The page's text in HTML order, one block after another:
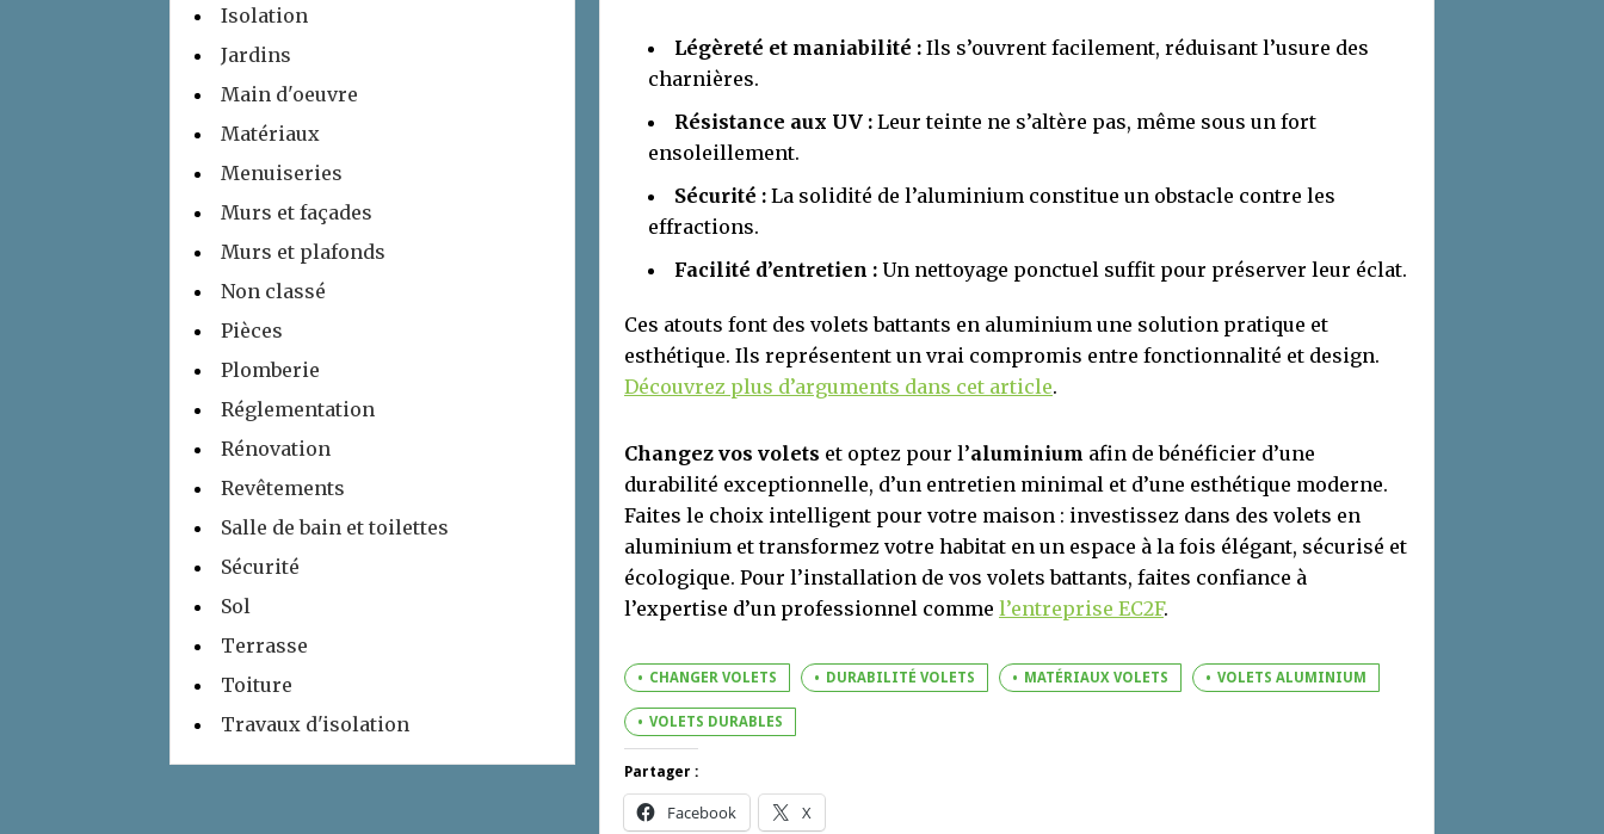
Légèreté et maniabilité : Ils s’ouvrent facilement, réduisant l’usure des
charnières.
Résistance aux UV : Leur teinte ne s’altère pas, même sous un fort
ensoleillement.
Sécurité : La solidité de l’aluminium constitue un obstacle contre les
effractions.
Facilité d’entretien : Un nettoyage ponctuel suffit pour préserver leur éclat.
Ces atouts font des volets battants en aluminium une solution pratique et
esthétique. Ils représentent un vrai compromis entre fonctionnalité et design.
Découvrez plus d’arguments dans cet article.
Changez vos volets et optez pour l’aluminium afin de bénéficier d’une
durabilité exceptionnelle, d’un entretien minimal et d’une esthétique moderne.
Faites le choix intelligent pour votre maison : investissez dans des volets en
aluminium et transformez votre habitat en un espace à la fois élégant, sécurisé et
écologique. Pour l’installation de vos volets battants, faites confiance à
l’expertise d’un professionnel comme l’entreprise EC2F.
CHANGER VOLETS DURABILITÉ VOLETS MATÉRIAUX VOLETS VOLETS ALUMINIUM
VOLETS DURABLES
Partager :
Facebook X
Isolation
Jardins
Main d'oeuvre
Matériaux
Menuiseries
Murs et façades
Murs et plafonds
Non classé
Pièces
Plomberie
Réglementation
Rénovation
Revêtements
Salle de bain et toilettes
Sécurité
Sol
Terrasse
Toiture
Travaux d'isolation